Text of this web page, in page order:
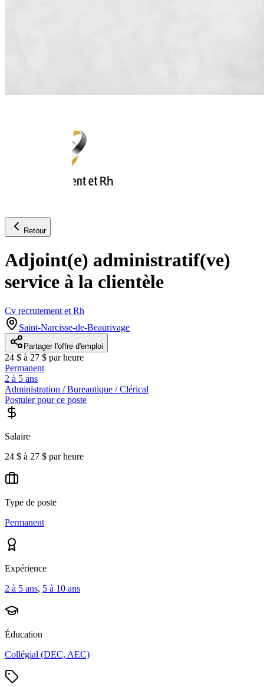
Retour
Adjoint(e) administratif(ve)
service à la clientèle
Cv recrutement et Rh
Saint-Narcisse-de-Beaurivage
Partager l'offre d'emploi
24 $ à 27 $ par heure
Permanent
2 à 5 ans
Administration / Bureautique / Clérical
Postuler pour ce poste
Salaire
24 $ à 27 $ par heure
Type de poste
Permanent
Expérience
2 à 5 ans, 5 à 10 ans
Éducation
Collégial (DEC, AEC)